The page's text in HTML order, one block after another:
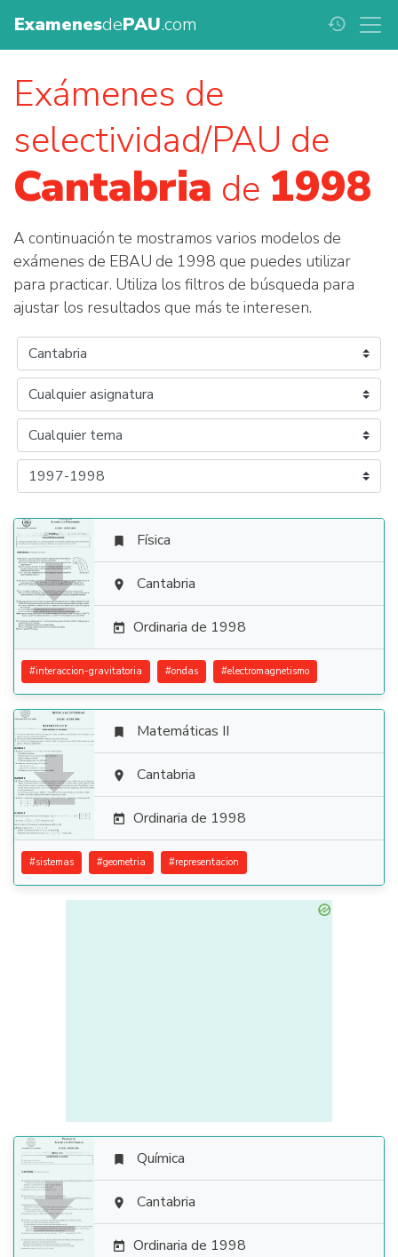
ExamenesdePAU.com history
Exámenes de
selectividad/PAU de
Cantabria de 1998
A continuación te mostramos varios modelos de
exámenes de EBAU de 1998 que puedes utilizar
para practicar. Utiliza los filtros de búsqueda para
ajustar los resultados que más te interesen.

 Física
 Cantabria
 Ordinaria de 1998
#interaccion-gravitatoria #ondas #electromagnetismo

 Matemáticas II
 Cantabria
 Ordinaria de 1998
#sistemas #geometria #representacion

 Química
 Cantabria
 Ordinaria de 1998